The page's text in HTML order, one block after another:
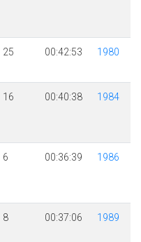
25 00:42:53 1980
16 00:40:38 1984
6 00:36:39 1986
8 00:37:06 1989